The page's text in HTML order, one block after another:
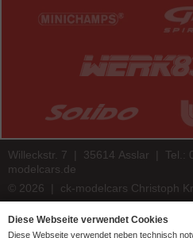
Willeckstr. 7 | 35614 Asslar | Tel.:
modelcars.de
© 2026 | ck-modelcars Christoph
Diese Webseite verwendet Cookies
Diese Webseite verwendet neben technisch